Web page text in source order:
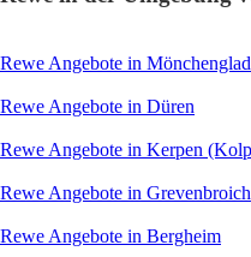
Rewe Angebote in
Rewe Angebote in Düren
Rewe Angebote in Kerpen
Rewe Angebote in Grevenbroich
Rewe Angebote in Bergheim